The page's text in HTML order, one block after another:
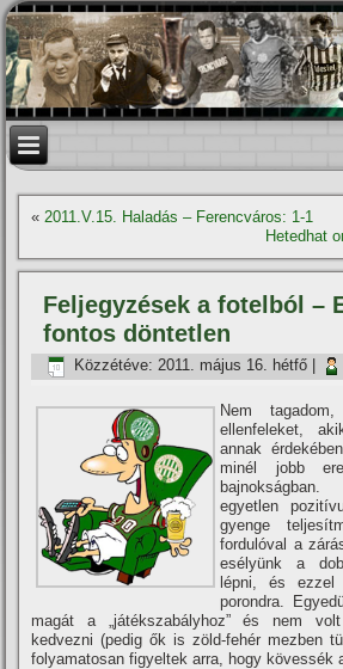
«2011.V.15. Haladás – Ferencváros: 1-1
Hetedhat
Feljegyzések a fotelból –
fontos döntetlen
Közzétéve: 2011. május 16. hétfő
Nem
ellenfeleket,
annak
minél jobb
egyetlen
gyenge
fordulóval a
esélyünk a
lépni, és ezzel
porondra.
magát a „játékszabályhoz” és nem
kedvezni (pedig ők is zöld-fehér mezben
folyamatosan figyeltek arra, hogy kövessék